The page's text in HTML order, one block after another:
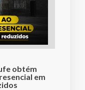
obtém
em